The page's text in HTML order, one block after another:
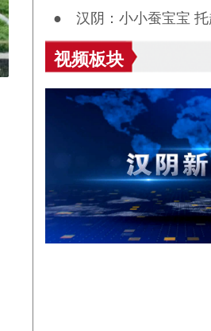
乡村富民业
● 汉阴：小小蚕宝宝 托
视频板块